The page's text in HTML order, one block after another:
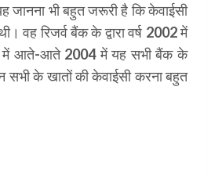
जानना भी बहुत जरूरी है कि केवाईसी
वह रिजर्व बैंक के द्वारा वर्ष 2002 में
में आते-आते 2004 में यह सभी बैंक के
सभी के खातों की केवाईसी करना बहुत